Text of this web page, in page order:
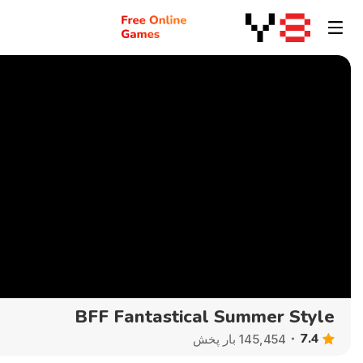
BFF Fantastical Summer Style
7.4 145,454 بار پخش